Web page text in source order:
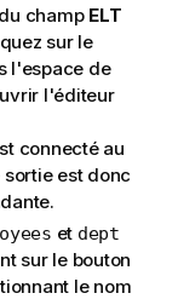
champ ELT
sur le
l'espace de
l'éditeur
connecté au
est donc
et dept
sur le bouton
le nom